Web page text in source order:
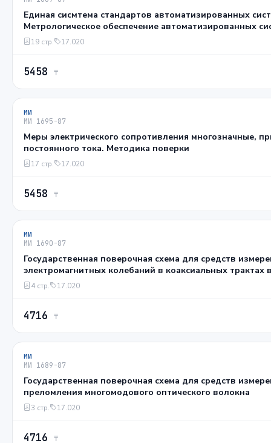
Единая сисмтема стандартов автоматизированных
Метрологическое обеспечение автоматизированных
Основные положения
19 стр. 17.020
5458 ₸
МИ
МИ 1695-87
Меры электрического сопротивления многозначные,
постоянного тока. Методика поверки
17 стр. 17.020
5458 ₸
МИ
МИ 1690-87
Государственная поверочная схема для средств
электромагнитных колебаний в коаксиальных трактах
ГГц4 стр. 17.020
4716 ₸
МИ
МИ 1689-87
Государственная поверочная схема для средств
преломления многомодового оптического волокна
3 стр. 17.020
4716 ₸